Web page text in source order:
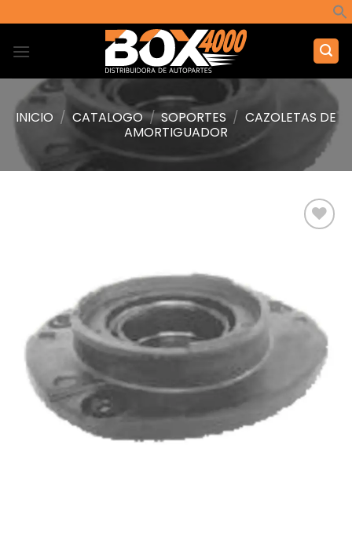
al
contenido
INICIO / CATALOGO / SOPORTES / CAZOLETAS DE
AMORTIGUADOR